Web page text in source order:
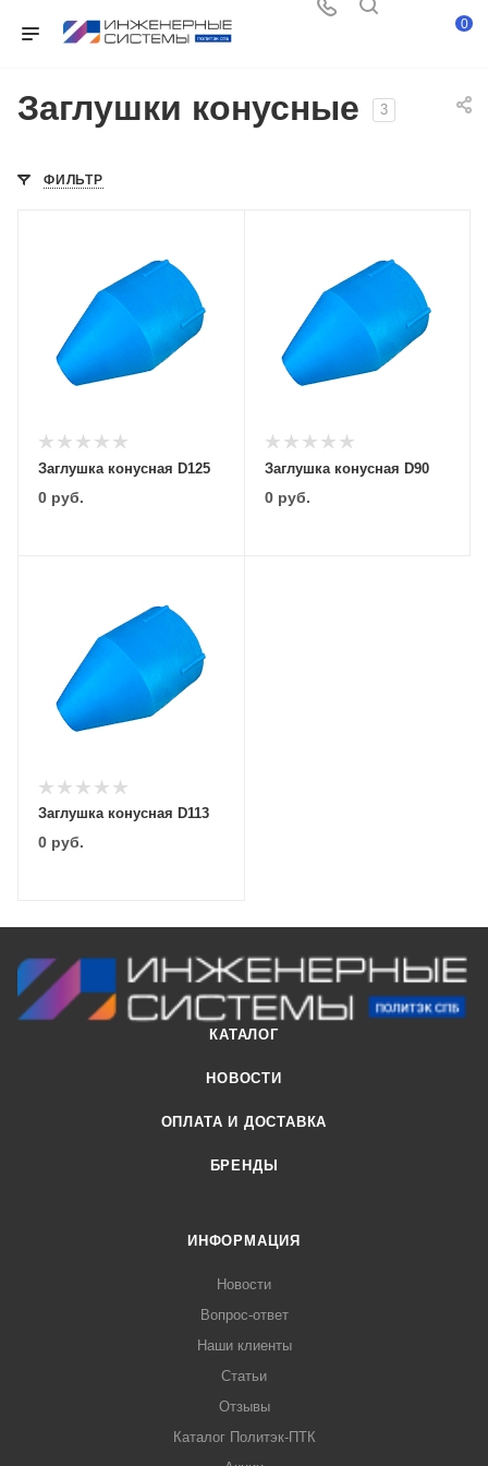
0
Заглушки конусные 3
ФИЛЬТР
Заглушка конусная D125
0 руб.
Заглушка конусная D90
0руб.
Заглушка конусная D113
0 руб.
КАТАЛОГ
НОВОСТИ
ОПЛАТА И ДОСТАВКА
БРЕНДЫ
ИНФОРМАЦИЯ
Новости
Вопрос-ответ
Наши клиенты
Статьи
Отзывы
Каталог Политэк-ПТК